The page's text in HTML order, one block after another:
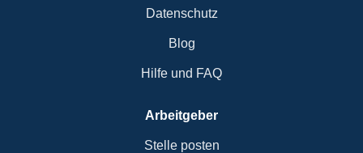
Datenschutz
Blog
Hilfe und FAQ
Arbeitgeber
Stelle posten